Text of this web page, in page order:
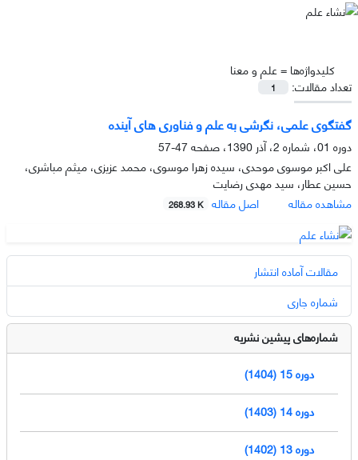
کلیدواژه‌ها =علم و معنا
تعداد مقالات:
1
گفتگوى علمى، نگرشى به علم و فناورى هاى آینده
دوره 01، شماره 2، آذر 1390، صفحه
47-57
علی اکبر موسوی موحدی، سیده زهرا موسوی، محمد عزیزی، میثم مباشری،
حسین عطار، سید مهدی رضایت
مشاهده مقاله
اصل مقاله 268.93 K
مقالات آماده انتشار
شماره جاری
شماره‌های پیشین نشریه
دوره 15 (1404)
دوره 14 (1403)
دوره 13 (1402)